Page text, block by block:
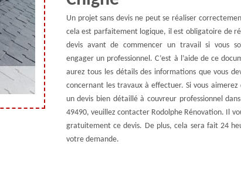
Un projet sans devis ne peut se réaliser
cela est parfaitement logique, il est obligatoire de
devis avant de commencer un travail si vous
engager un professionnel. C’est à l’aide de ce
aurez tous les détails des informations que vous
concernant les travaux à effectuer. Si vous aimerez
un devis bien détaillé à couvreur professionnel
49490, veuillez contacter Rodolphe Rénovation. Il
gratuitement ce devis. De plus, cela sera fait 24
votre demande.